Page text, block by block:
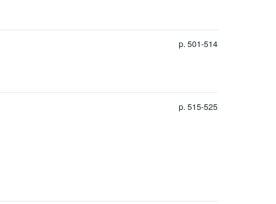
p. 501-514
p. 515-525